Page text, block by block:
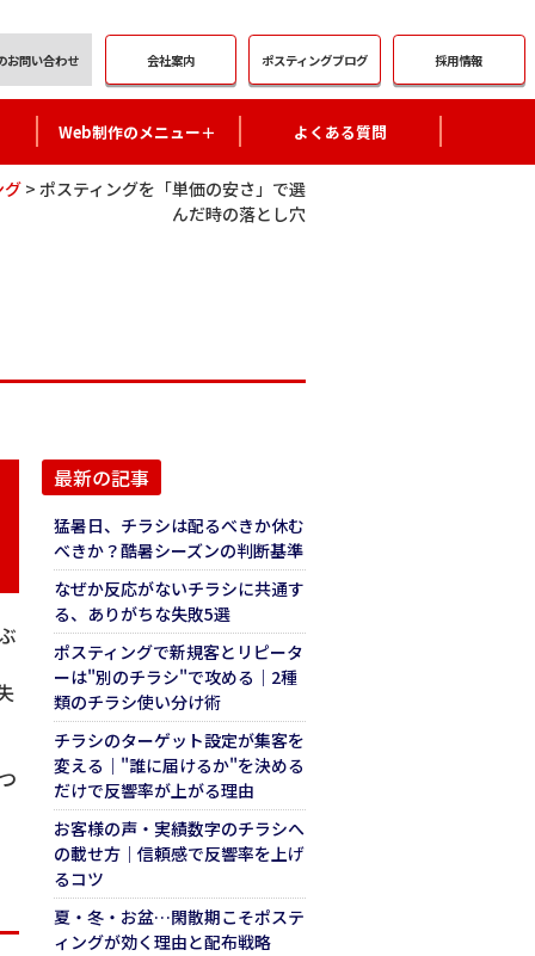
会社案内 ポスティングブログ 採用情報
お問い合わせ
Web制作のメニュー＋ よくある質問
グ > ポスティングを「単価の安さ」で選
んだ時の落とし穴
最新の記事
猛暑日、チラシは配るべきか休む
べきか？酷暑シーズンの判断基準
なぜか反応がないチラシに共通す
る、ありがちな失敗5選
ポスティングで新規客とリピータ
ーは"別のチラシ"で攻める｜2種
類のチラシ使い分け術
チラシのターゲット設定が集客を
変える｜"誰に届けるか"を決める
だけで反響率が上がる理由
お客様の声・実績数字のチラシへ
の載せ方｜信頼感で反響率を上げ
るコツ
夏・冬・お盆…閑散期こそポステ
ィングが効く理由と配布戦略